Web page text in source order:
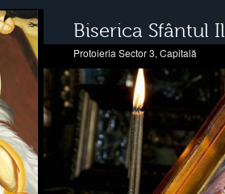
Biserica Sfântul
Protoieria Sector 3, Capitală